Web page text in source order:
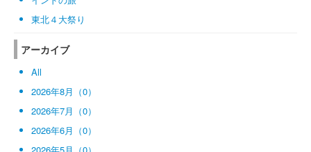
東北４大祭り
アーカイブ
All
2026年8月（0）
2026年7月（0）
2026年6月（0）